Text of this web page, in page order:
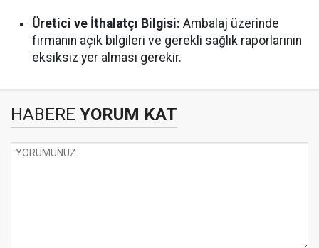
Üretici ve İthalatçı Bilgisi: Ambalaj üzerinde
firmanın açık bilgileri ve gerekli sağlık raporlarının
eksiksiz yer alması gerekir.
HABERE YORUM KAT